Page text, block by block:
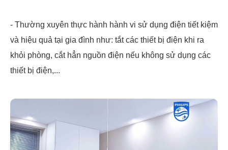
- Thường xuyên thực hành hành vi sử dụng điện tiết kiệm
và hiệu quả tại gia đình như: tắt các thiết bị điện khi ra
khỏi phòng, cắt hẳn nguồn điện nếu không sử dụng các
thiết bị điện,...